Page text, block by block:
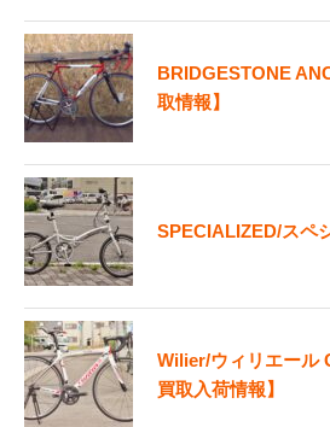
BRIDGESTONE
取情報】
SPECIALIZED/スペ
Wilier/ウィリエール
買取入荷情報】